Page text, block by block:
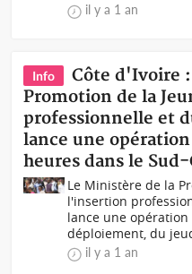
il y a 1 an
Info
Côte d'Ivoire
Promotion de la
professionnelle et
lance une
heures dans le
Le Ministère de la
l'insertion
lance une
déploiement, du
il y a 1 an